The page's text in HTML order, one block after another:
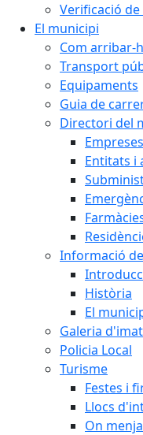
Verificació
El municipi
Com arribar-
Transport
Equipaments
Guia de
Directori del
Entitats i
Informació
Història
El
Galeria
Policia Local
Turisme
Festes i
Llocs
On